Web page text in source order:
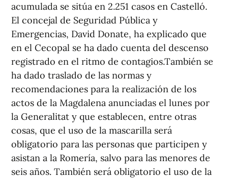
acumulada se sitúa en 2.251 casos en Castelló.
El concejal de Seguridad Pública y
Emergencias, David Donate, ha explicado que
en el Cecopal se ha dado cuenta del descenso
registrado en el ritmo de contagios.También se
ha dado traslado de las normas y
recomendaciones para la realización de los
actos de la Magdalena anunciadas el lunes por
la Generalitat y que establecen, entre otras
cosas, que el uso de la mascarilla será
obligatorio para las personas que participen y
asistan a la Romería, salvo para las menores de
seis años. También será obligatorio el uso de la